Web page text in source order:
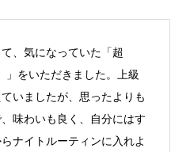
、気になっていた「超
をいただきました。上級
いましたが、思ったよりも
味わいも良く、自分にはす
ナイトルーティンに入れよ